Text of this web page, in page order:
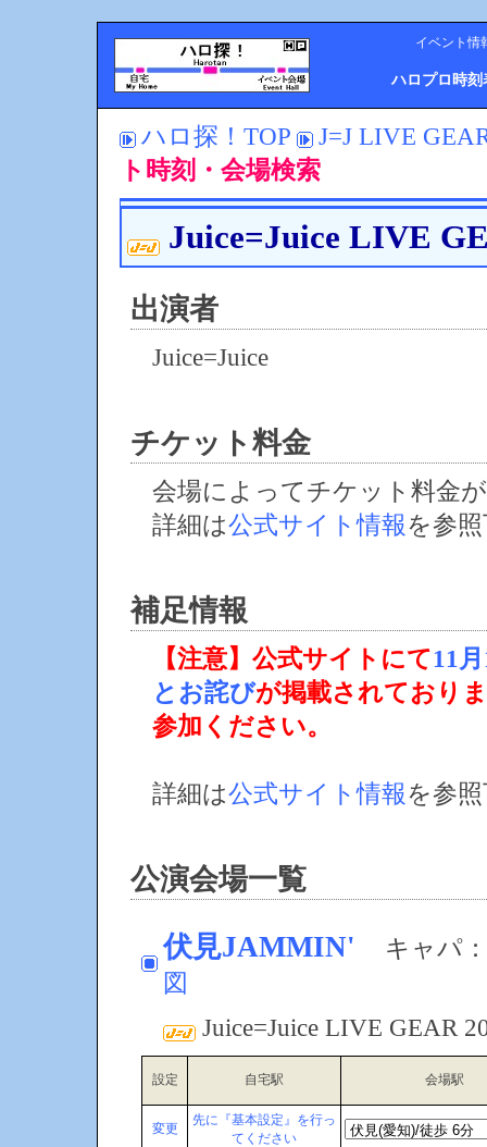
イベント情
ハロプロ時刻
ハロ探！TOP
J=J LIVE
ト時刻・会場検索
Juice=Juice LIVE
出演者
Juice=Juice
チケット料金
会場によってチケット料金
詳細は公式サイト情報を参
補足情報
【注意】公式サイトにて11
とお詫びが掲載されており
参加ください。
詳細は公式サイト情報を参
公演会場一覧
伏見JAMMIN'
キャパ
図
Juice=Juice LIVE GEAR
設定 自宅駅 会場駅
変更
先に『基本設定』を行っ
てください